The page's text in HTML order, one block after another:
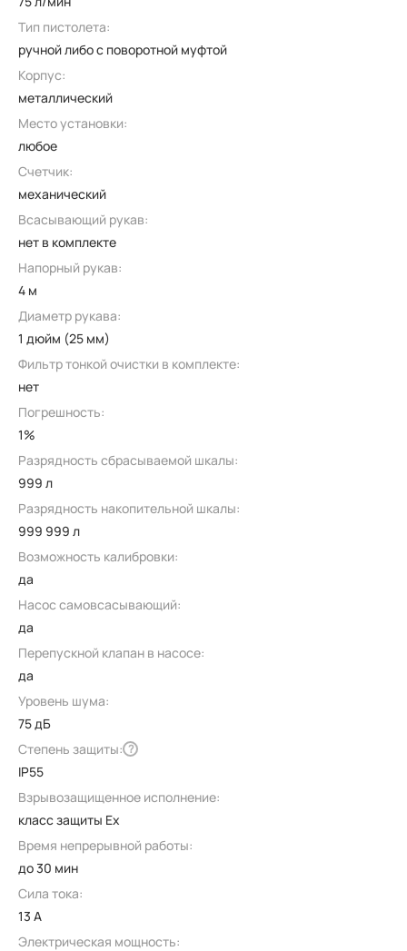
Тип пистолета:
ручной либо с поворотной муфтой
Корпус:
металлический
Место установки:
любое
Счетчик:
механический
Всасывающий рукав:
нет в комплекте
Напорный рукав:
4 м
Диаметр рукава:
1 дюйм (25 мм)
Фильтр тонкой очистки в комплекте:
нет
Погрешность:
1%
Разрядность сбрасываемой шкалы:
999 л
Разрядность накопительной шкалы:
999 999 л
Возможность калибровки:
да
Насос самовсасывающий:
да
Перепускной клапан в насосе:
да
Уровень шума:
75 дБ
Степень защиты: ?
IP55
Взрывозащищенное исполнение:
класс защиты Ex
Время непрерывной работы:
до 30 мин
Сила тока:
13 А
Электрическая мощность: